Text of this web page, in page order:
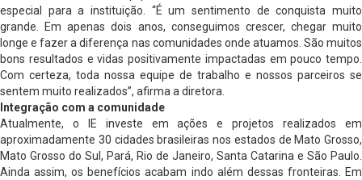
especial para a instituição. “É um sentimento de conquista muito
grande. Em apenas dois anos, conseguimos crescer, chegar muito
longe e fazer a diferença nas comunidades onde atuamos. São muitos
bons resultados e vidas positivamente impactadas em pouco tempo.
Com certeza, toda nossa equipe de trabalho e nossos parceiros se
sentem muito realizados”, afirma a diretora.
Integração com a comunidade
Atualmente, o IE investe em ações e projetos realizados em
aproximadamente 30 cidades brasileiras nos estados de Mato Grosso,
Mato Grosso do Sul, Pará, Rio de Janeiro, Santa Catarina e São Paulo.
Ainda assim, os benefícios acabam indo além dessas fronteiras. Em